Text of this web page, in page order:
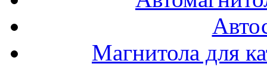
Магнитола для